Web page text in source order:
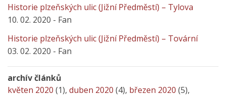
Historie plzeňských ulic (Jižní Předměstí) – Tylova
10. 02. 2020 - Fan
Historie plzeňských ulic (Jižní Předměstí) – Tovární
03. 02. 2020 - Fan
archív článků
květen 2020 (1), duben 2020 (4), březen 2020 (5),